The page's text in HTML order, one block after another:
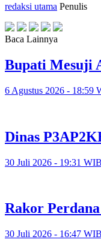
redaksi utama Penulis
Baca Lainnya
Bupati Mesuji
6 Agustus 2026 - 18:59
Dinas
30 Juli 2026 - 19:31 WIB
Rakor
30 Juli 2026 - 16:47 WIB